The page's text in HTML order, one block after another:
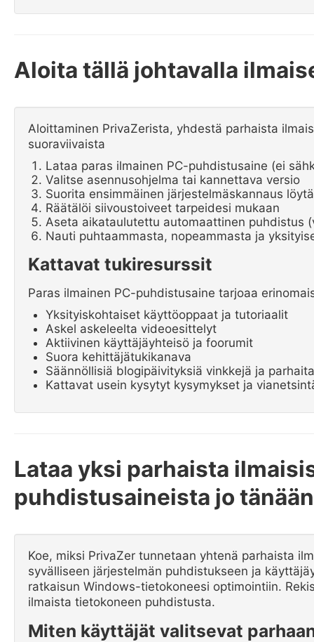
Aloita tällä johtavalla
Aloittaminen PrivaZerista, yhdestä parhaista
suoraviivaista
Lataa paras ilmainen PC-puhdistusaine (ei
Valitse asennusohjelma tai kannettava versio
Suorita ensimmäinen järjestelmäskannaus
Räätälöi siivoustoiveet tarpeidesi mukaan
Aseta aikataulutettu automaattinen puhdistus
Nauti puhtaammasta, nopeammasta ja
Kattavat tukiresurssit
Paras ilmainen PC-puhdistusaine tarjoaa
Yksityiskohtaiset käyttöoppaat ja tutoriaalit
Askel askeleelta videoesittelyt
Aktiivinen käyttäjäyhteisö ja foorumit
Suora kehittäjätukikanava
Säännöllisiä blogipäivityksiä vinkkejä ja
Kattavat usein kysytyt kysymykset ja
Lataa yksi parhaista
puhdistusaineista jo tänään
Koe, miksi PrivaZer tunnetaan yhtenä parhaista
syvälliseen järjestelmän puhdistukseen ja
ratkaisun Windows-tietokoneesi optimointiin.
ilmaista tietokoneen puhdistusta.
Miten käyttäjät valitsevat